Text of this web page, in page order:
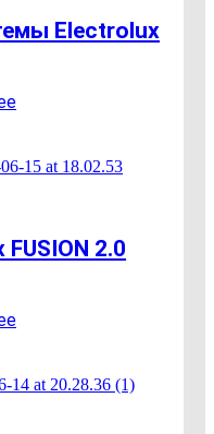
Electrolux
2.0